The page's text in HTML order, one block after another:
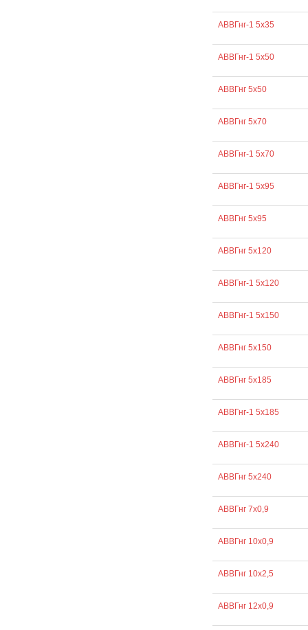
АВВГнг-1 5х35
АВВГнг-1 5х50
АВВГнг 5х50
АВВГнг 5х70
АВВГнг-1 5х70
АВВГнг-1 5х95
АВВГнг 5х95
АВВГнг 5х120
АВВГнг-1 5х120
АВВГнг-1 5х150
АВВГнг 5х150
АВВГнг 5х185
АВВГнг-1 5х185
АВВГнг-1 5х240
АВВГнг 5х240
АВВГнг 7х0,9
АВВГнг 10х0,9
АВВГнг 10х2,5
АВВГнг 12х0,9